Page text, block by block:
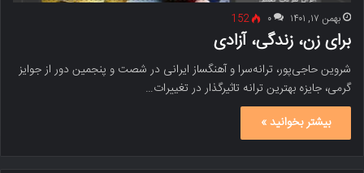
بهمن ۱۷, ۱۴۰۱ ۰ 152
برای زن، زندگی، آزادی
شروین حاجی‌پور، ترانه‌سرا و آهنگساز ایرانی در شصت و پنجمین دور از جوایز
گرمی، جایزه بهترین ترانه تاثیرگذار در تغییرات…
بیشتر بخوانید »